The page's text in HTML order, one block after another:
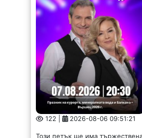
122 | 2026-08-06 09:51:21
Този петък ще има тържествена